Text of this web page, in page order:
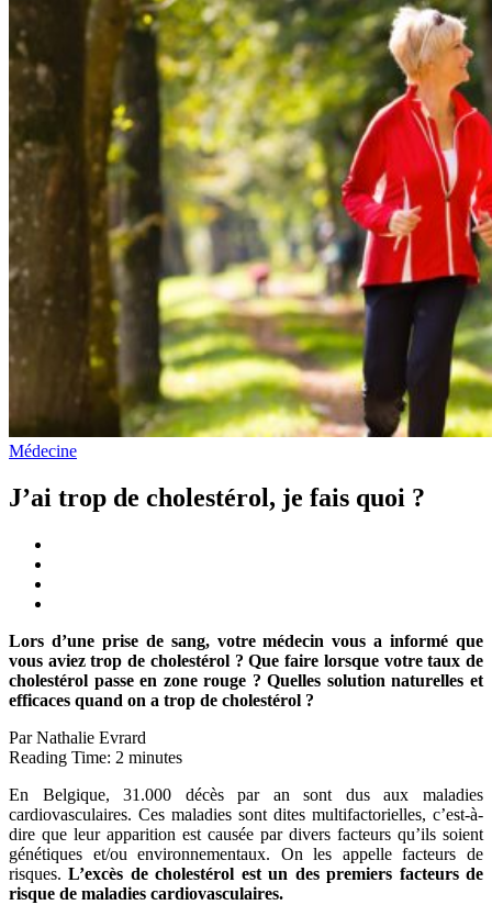
Médecine
J’ai trop de cholestérol, je fais quoi ?
Lors d’une prise de sang, votre médecin vous a informé que
vous aviez trop de cholestérol ? Que faire lorsque votre taux de
cholestérol passe en zone rouge ? Quelles solution naturelles et
efficaces quand on a trop de cholestérol ?
Par Nathalie Evrard
Reading Time: 2 minutes
En Belgique, 31.000 décès par an sont dus aux maladies
cardiovasculaires. Ces maladies sont dites multifactorielles, c’est-à-
dire que leur apparition est causée par divers facteurs qu’ils soient
génétiques et/ou environnementaux. On les appelle facteurs de
risques.L’excès de cholestérol est un des premiers facteurs de
risque de maladies cardiovasculaires.